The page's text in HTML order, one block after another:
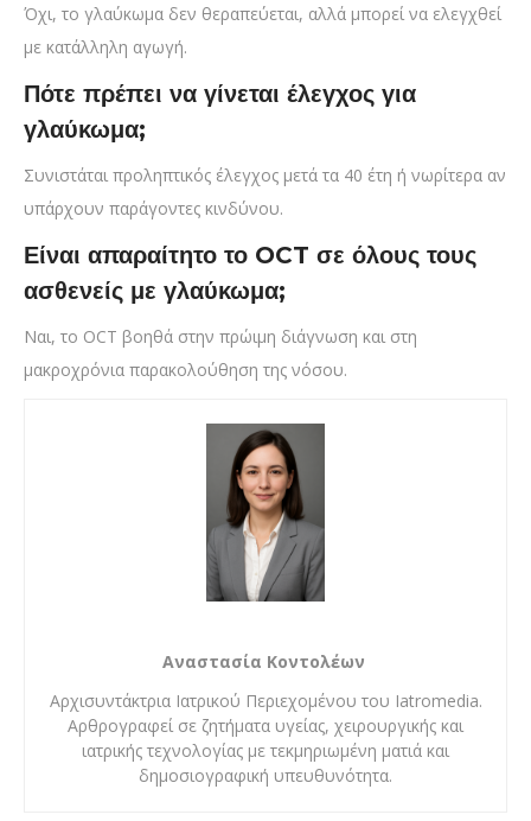
Όχι, το γλαύκωμα δεν θεραπεύεται, αλλά μπορεί να ελεγχθεί
με κατάλληλη αγωγή.
Πότε πρέπει να γίνεται έλεγχος για
γλαύκωμα;
Συνιστάται προληπτικός έλεγχος μετά τα 40 έτη ή νωρίτερα αν
υπάρχουν παράγοντες κινδύνου.
Είναι απαραίτητο το OCT σε όλους τους
ασθενείς με γλαύκωμα;
Ναι, το OCT βοηθά στην πρώιμη διάγνωση και στη
μακροχρόνια παρακολούθηση της νόσου.
Αναστασία Κοντολέων
Αρχισυντάκτρια Ιατρικού Περιεχομένου του Iatromedia.
Αρθρογραφεί σε ζητήματα υγείας, χειρουργικής και
ιατρικής τεχνολογίας με τεκμηριωμένη ματιά και
δημοσιογραφική υπευθυνότητα.